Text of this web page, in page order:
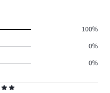
100%
0%
0%